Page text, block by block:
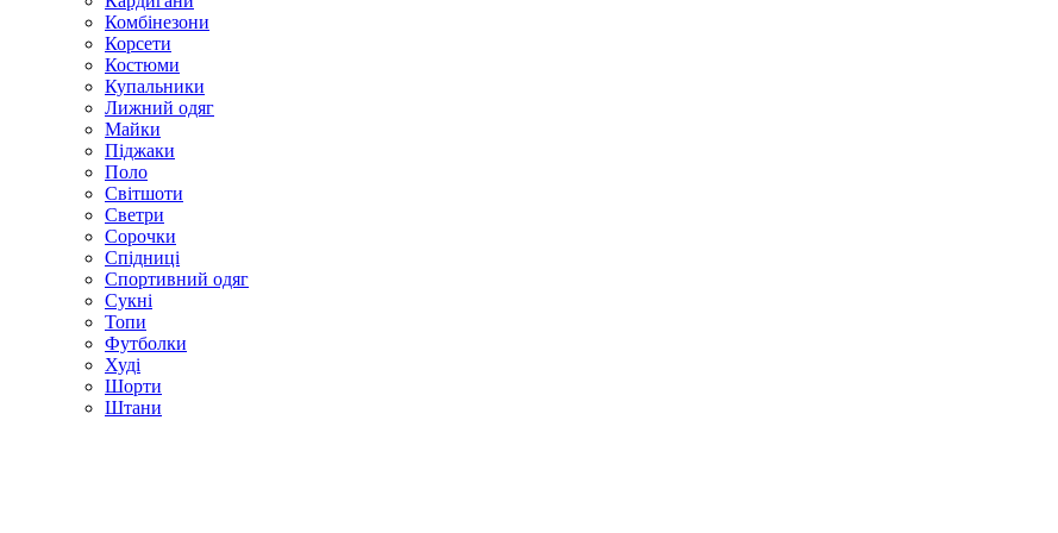
Комбінезони
Корсети
Костюми
Купальники
Лижний одяг
Майки
Піджаки
Поло
Світшоти
Светри
Сорочки
Спідниці
Спортивний одяг
Сукні
Топи
Футболки
Худі
Шорти
Штани